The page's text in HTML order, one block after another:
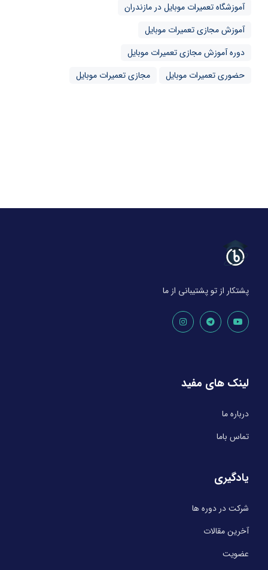
آموزشگاه تعمیرات موبایل در مازندران
آموزش مجازی تعمیرات موبایل
دوره آموزش مجازی تعمیرات موبایل
حضوری تعمیرات موبایل
مجازی تعمیرات موبایل
پشتکار از تو پشتیبانی از ما
لینک های مفید
درباره ما
تماس باما
یادگیری
شرکت در دوره ها
آخرین مقالات
عضویت